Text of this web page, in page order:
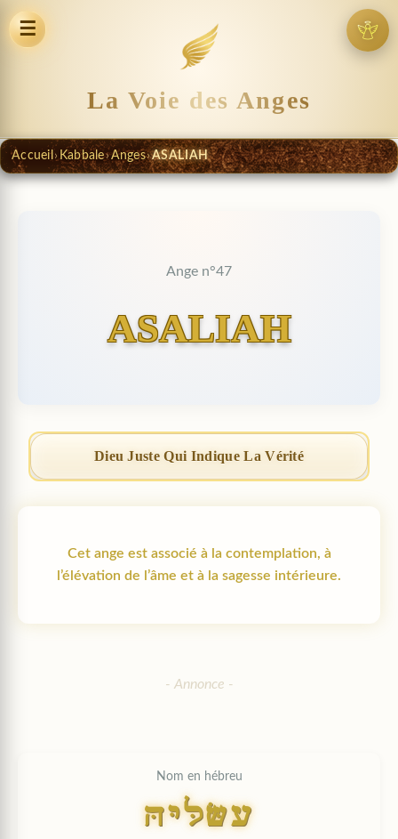
☰
La Voie des Anges
Accueil › Kabbale›Anges›ASALIAH
Ange n°47
ASALIAH
Dieu Juste Qui Indique La Vérité
Cet ange est associé à la contemplation, à
l’élévation de l’âme et à la sagesse intérieure.
Nom en hébreu
HYLSi